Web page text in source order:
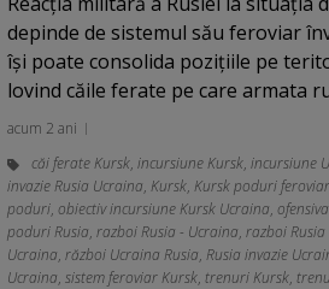
depinde de sistemul său feroviar
își poate consolida pozițiile pe
lovind căile ferate pe care armata
acum 2 ani
căi ferate Kursk, incursiune Kursk, incursiune
invazie Rusia Ucraina, Kursk, Kursk poduri
poduri, obiectiv incursiune Kursk Ucraina,
poduri Rusia, razboi Rusia - Ucraina, razboi
Ucraina, război Ucraina Rusia, Rusia invazie
Ucraina, sistem feroviar Kursk, trenuri Kursk,